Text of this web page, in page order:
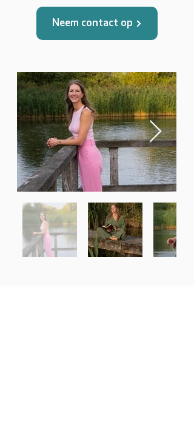
Neem contact op